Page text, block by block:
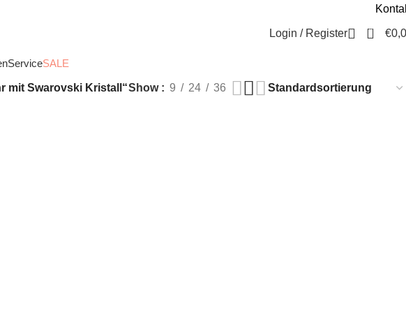
Login / Register 0 €
ServiceSALE
mit Swarovski Kristall“Show 9 24 36